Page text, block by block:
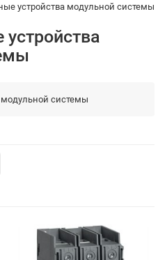
устройства модульной системы
системы